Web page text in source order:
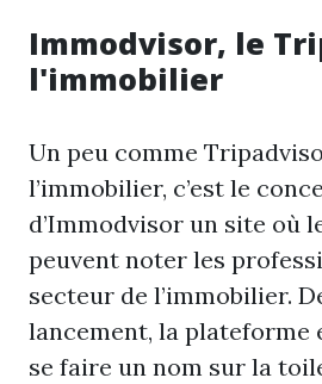
Immodvisor, le
l'immobilier
Un peu comme
l’immobilier, c’est le
d’Immodvisor un site où
peuvent noter les
secteur de l’immobilier.
lancement, la plateforme
se faire un nom sur la